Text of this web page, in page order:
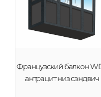
Французский балкон
антрацит низ сэндвич